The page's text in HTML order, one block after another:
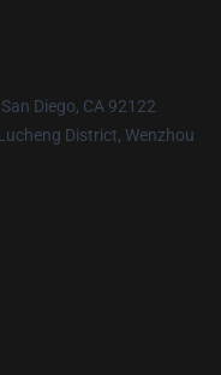
Diego, CA 92122
District, Wenzhou